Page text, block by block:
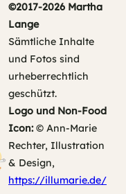
©2017-2026 Martha
Lange
Sämtliche Inhalte
und Fotos sind
urheberrechtlich
geschützt.
Logo und Non-Food
Icon:© Ann-Marie
Rechter, Illustration
& Design,
https://illumarie.de/